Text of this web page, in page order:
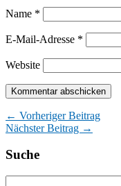
Name *
E-Mail-Adresse *
Website
← Vorheriger Beitrag
Nächster Beitrag →
Suche